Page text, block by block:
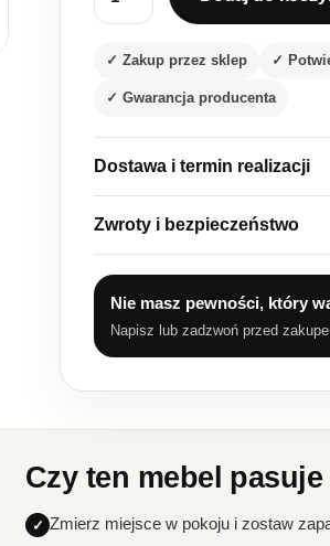
ilość Front zmywarki Abyss ZM
✓ Zakup przez sklep ✓
✓ Gwarancja producenta
Dostawa i termin realizacji
Zwroty i bezpieczeństwo
Nie masz pewności, który
Napisz lub zadzwoń przed
Czy ten mebel
Zmierz miejsce w pokoju i zostaw